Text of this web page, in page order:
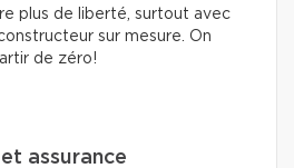
plus de liberté, surtout avec
sur mesure. On
de zéro!
assurance